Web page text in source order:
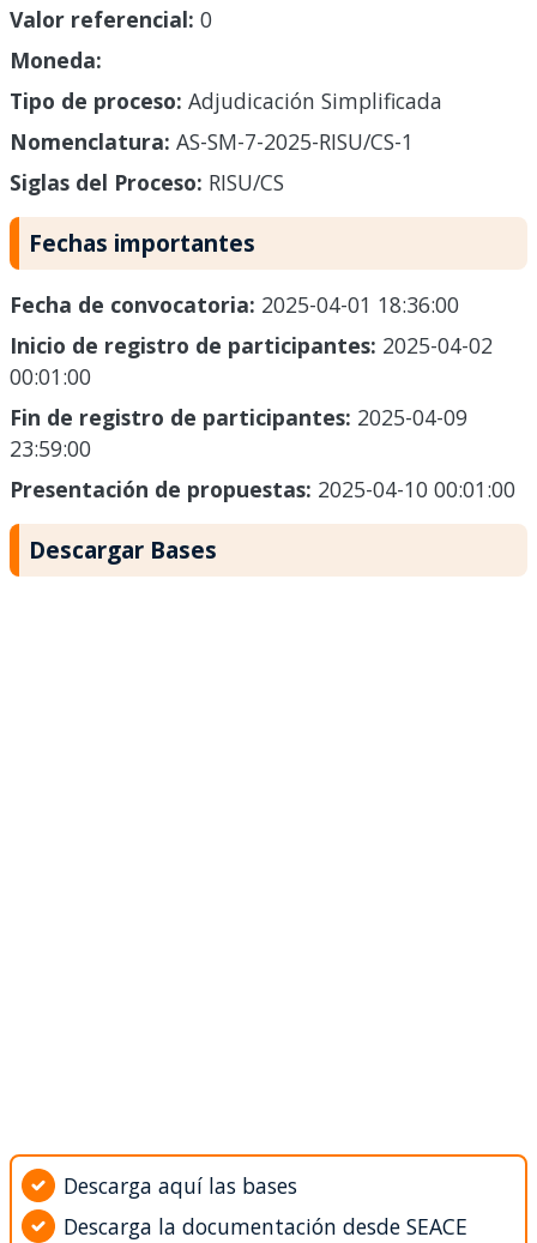
Valor referencial: 0
Moneda:
Tipo de proceso: Adjudicación Simplificada
Nomenclatura: AS-SM-7-2025-RISU/CS-1
Siglas del Proceso: RISU/CS
Fechas importantes
Fecha de convocatoria: 2025-04-01 18:36:00
Inicio de registro de participantes: 2025-04-02
00:01:00
Fin de registro de participantes: 2025-04-09
23:59:00
Presentación de propuestas: 2025-04-10 00:01:00
Descargar Bases
Descarga aquí las bases
Descarga la documentación desde SEACE